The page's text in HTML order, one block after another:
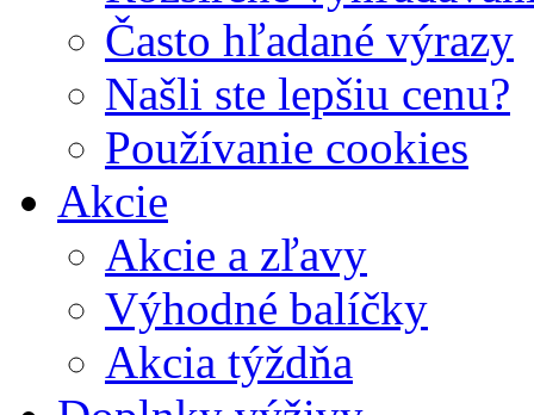
Často hľadané výrazy
Našli ste lepšiu cenu?
Používanie cookies
Akcie
Akcie a zľavy
Výhodné balíčky
Akcia týždňa